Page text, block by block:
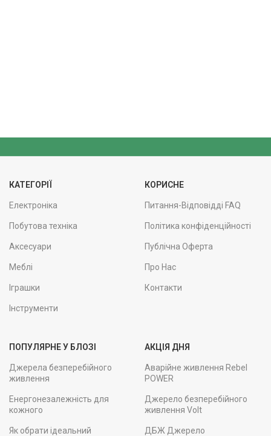
КАТЕГОРІЇ
Електроніка
Побутова техніка
Аксесуари
Меблі
Іграшки
Інструменти
КОРИСНЕ
Питання-Відповідді FAQ
Політика конфіденційності
Публічна Оферта
Про Нас
Контакти
ПОПУЛЯРНЕ У БЛОЗІ
Джерела безперебійного
живлення
Енергонезалежність для
кожного
Як обрати ідеальний
АКЦІЯ ДНЯ
Аварійне живлення Rebel
POWER
Джерело безперебійного
живлення Volt
ДБЖ Джерело